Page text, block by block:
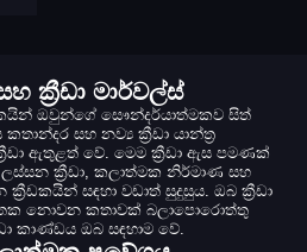
ක්‍රීඩා මාර්වල්ස්
ඔවුන්ගේ සෞන්දර්යාත්මකව සිත්
සහ නව්‍ය ක්‍රීඩා යාන්ත්‍ර
ඇතුළත් වේ. මෙම ක්‍රීඩා ඇස පමණක්
ක්‍රීඩා, කලාත්මක නිර්මාණ සහ
සඳහා වඩාත් සුදුසුය. ඔබ ක්‍රීඩා
නොවන කතාවක් බලාපොරොත්තු
කාණ්ඩය ඔබ සඳහාම වේ.